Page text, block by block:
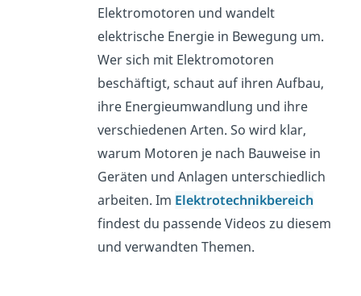
Elektromotoren und wandelt
elektrische Energie in Bewegung um.
Wer sich mit Elektromotoren
beschäftigt, schaut auf ihren Aufbau,
ihre Energieumwandlung und ihre
verschiedenen Arten. So wird klar,
warum Motoren je nach Bauweise in
Geräten und Anlagen unterschiedlich
arbeiten. Im Elektrotechnikbereich
findest du passende Videos zu diesem
und verwandten Themen.